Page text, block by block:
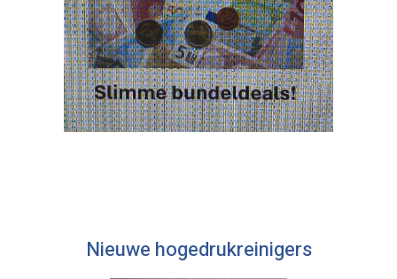
Nieuwe hogedrukreinigers